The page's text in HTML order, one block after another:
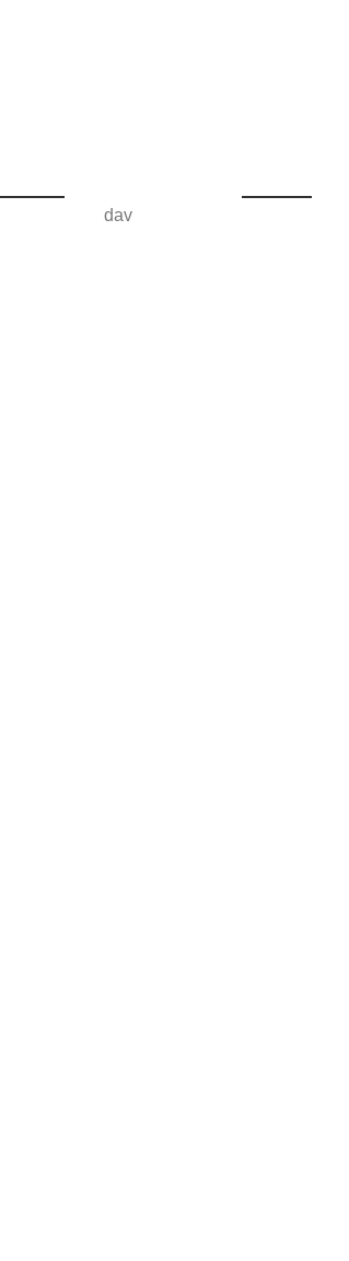
dav